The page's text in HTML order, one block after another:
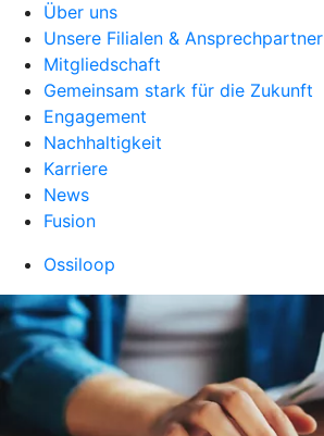
Über uns
Unsere Filialen & Ansprechpartner
Mitgliedschaft
Gemeinsam stark für die Zukunft
Engagement
Nachhaltigkeit
Karriere
News
Fusion
Ossiloop